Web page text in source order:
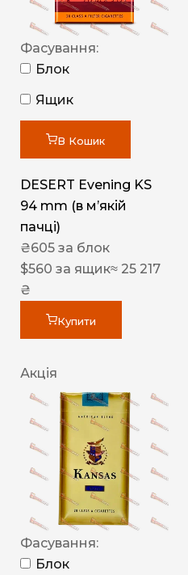
Фасування:
Блок
Ящик
В Кошик
DESERT Evening KS
94 mm (в мʼякій
пачці)
₴605 за блок
$560 за ящик≈ 25 217
₴
Купити
Акція
Фасування:
Блок